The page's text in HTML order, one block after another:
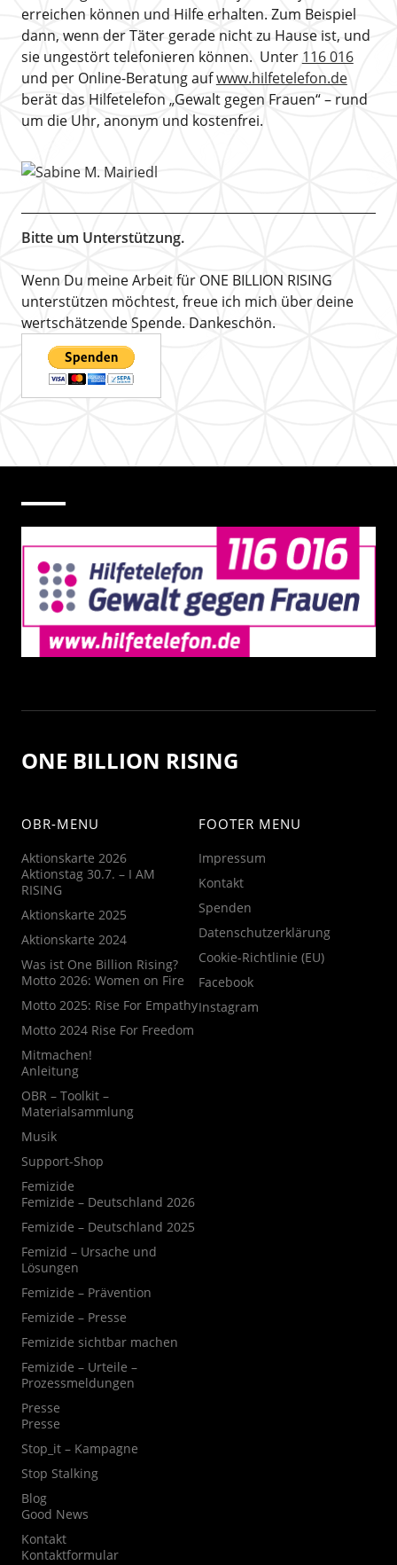
erreichen können und Hilfe erhalten. Zum Beispiel
dann, wenn der Täter gerade nicht zu Hause ist, und
sie ungestört telefonieren können. Unter 116 016
und per Online-Beratung aufwww.hilfetelefon.de
berät das Hilfetelefon „Gewalt gegen Frauen“ – rund
um die Uhr, anonym und kostenfrei.
Bitte um Unterstützung.
Wenn Du meine Arbeit für ONE BILLION RISING
unterstützen möchtest, freue ich mich über deine
wertschätzende Spende. Dankeschön.
ONE BILLION RISING
OBR-MENU
Aktionskarte 2026
Aktionstag 30.7. – I AM
RISING
Aktionskarte 2025
Aktionskarte 2024
Was ist One Billion Rising?
Motto 2026: Women on Fire
Motto 2025: Rise For Empathy
Motto 2024 Rise For Freedom
Mitmachen!
Anleitung
OBR – Toolkit –
Materialsammlung
Musik
Support-Shop
Femizide
Femizide – Deutschland 2026
Femizide – Deutschland 2025
Femizid – Ursache und
Lösungen
Femizide – Prävention
Femizide – Presse
Femizide sichtbar machen
Femizide – Urteile –
Prozessmeldungen
Presse
Presse
Stop_it – Kampagne
Stop Stalking
Blog
Good News
Kontakt
Kontaktformular
FOOTER MENU
Impressum
Kontakt
Spenden
Datenschutzerklärung
Cookie-Richtlinie (EU)
Facebook
Instagram